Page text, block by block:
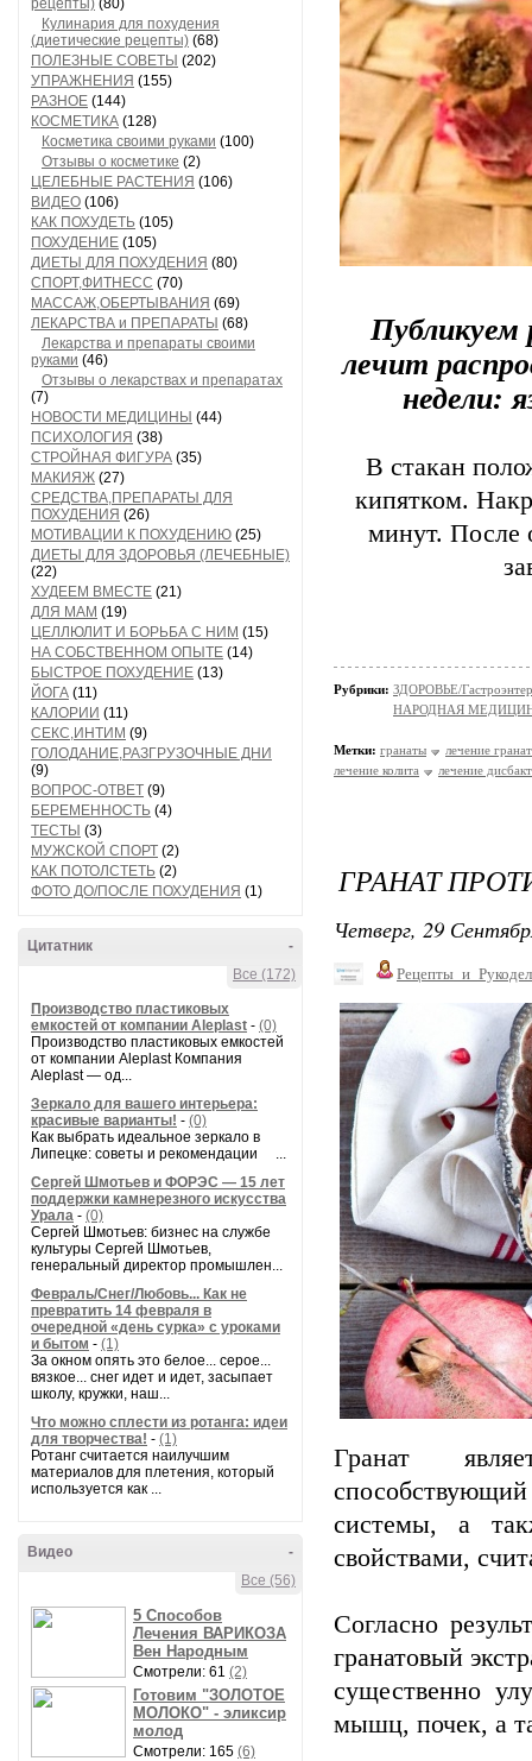
рецепты) (80)
Кулинария для похудения
(диетические рецепты) (68)
ПОЛЕЗНЫЕ СОВЕТЫ (202)
УПРАЖНЕНИЯ (155)
РАЗНОЕ (144)
КОСМЕТИКА (128)
Косметика своими руками (100)
Отзывы о косметике (2)
ЦЕЛЕБНЫЕ РАСТЕНИЯ (106)
ВИДЕО (106)
КАК ПОХУДЕТЬ (105)
ПОХУДЕНИЕ (105)
ДИЕТЫ ДЛЯ ПОХУДЕНИЯ (80)
СПОРТ,ФИТНЕСС (70)
МАССАЖ,ОБЕРТЫВАНИЯ (69)
ЛЕКАРСТВА и ПРЕПАРАТЫ (68)
Лекарства и препараты своими
руками (46)
Отзывы о лекарствах и препаратах
(7)
НОВОСТИ МЕДИЦИНЫ (44)
ПСИХОЛОГИЯ (38)
СТРОЙНАЯ ФИГУРА (35)
МАКИЯЖ (27)
СРЕДСТВА,ПРЕПАРАТЫ ДЛЯ
ПОХУДЕНИЯ (26)
МОТИВАЦИИ К ПОХУДЕНИЮ (25)
ДИЕТЫ ДЛЯ ЗДОРОВЬЯ (ЛЕЧЕБНЫЕ)
(22)
ХУДЕЕМ ВМЕСТЕ (21)
ДЛЯ МАМ (19)
ЦЕЛЛЮЛИТ И БОРЬБА С НИМ (15)
НА СОБСТВЕННОМ ОПЫТЕ (14)
БЫСТРОЕ ПОХУДЕНИЕ (13)
ЙОГА (11)
КАЛОРИИ (11)
СЕКС,ИНТИМ (9)
ГОЛОДАНИЕ,РАЗГРУЗОЧНЫЕ ДНИ
(9)
ВОПРОС-ОТВЕТ (9)
БЕРЕМЕННОСТЬ (4)
ТЕСТЫ (3)
МУЖСКОЙ СПОРТ (2)
КАК ПОТОЛСТЕТЬ (2)
ФОТО ДО/ПОСЛЕ ПОХУДЕНИЯ (1)
-
Цитатник
Все (172)
Производство пластиковых
емкостей от компании Aleplast - (0)
Производство пластиковых емкостей
от компании Aleplast Компания
Aleplast — од...
Зеркало для вашего интерьера:
красивые варианты! - (0)
Как выбрать идеальное зеркало в
Липецке: советы и рекомендации ...
Сергей Шмотьев и ФОРЭС — 15 лет
поддержки камнерезного искусства
Урала - (0)
Сергей Шмотьев: бизнес на службе
культуры Сергей Шмотьев,
генеральный директор промышлен...
Февраль/Снег/Любовь... Как не
превратить 14 февраля в
очередной «день сурка» с уроками
и бытом - (1)
За окном опять это белое... серое...
вязкое... снег идет и идет, засыпает
школу, кружки, наш...
Что можно сплести из ротанга: идеи
для творчества! - (1)
Ротанг считается наилучшим
материалов для плетения, который
используется как ...
-
Видео
Все (56)
5 Способов
Лечения ВАРИКОЗА
Вен Народным
Смотрели: 61 (2)
Готовим "ЗОЛОТОЕ
МОЛОКО" - эликсир
молод
Смотрели: 165 (6)
Публикуем
лечит
недели:
В стакан
кипятком.
минут. После
Рубрики: ЗДОРОВЬЕ/
НАРОДНАЯ
Метки: гранаты
лечение
лечение колита
лечение
ГРАНАТ
Четверг, 29
Гранат
системы, а
свойствами,
Согласно
гранатовый
существенно
мышц, почек, а